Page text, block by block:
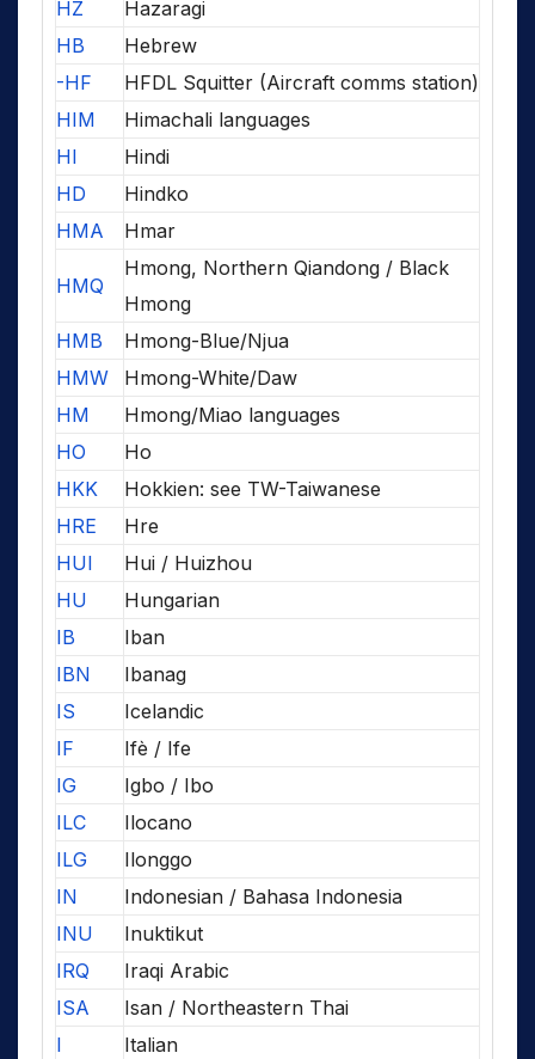
HZ
Hazaragi
HB
Hebrew
-HF
HFDL Squitter (Aircraft comms station)
HIM
Himachali languages
HI
Hindi
HD
Hindko
HMA
Hmar
HMQ
Hmong, Northern Qiandong / Black
Hmong
HMB
Hmong-Blue/Njua
HMW
Hmong-White/Daw
HM
Hmong/Miao languages
HO
Ho
HKK
Hokkien: see TW-Taiwanese
HRE
Hre
HUI
Hui / Huizhou
HU
Hungarian
IB
Iban
IBN
Ibanag
IS
Icelandic
IF
Ifè / Ife
IG
Igbo / Ibo
ILC
Ilocano
ILG
Ilonggo
IN
Indonesian / Bahasa Indonesia
INU
Inuktikut
IRQ
Iraqi Arabic
ISA
Isan / Northeastern Thai
I
Italian